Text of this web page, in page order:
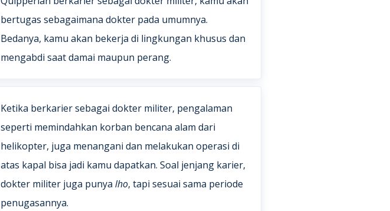
bertugas sebagaimana dokter pada umumnya.
Bedanya, kamu akan bekerja di lingkungan khusus dan
mengabdi saat damai maupun perang.
Ketika berkarier sebagai dokter militer, pengalaman
seperti memindahkan korban bencana alam dari
helikopter, juga menangani dan melakukan operasi di
atas kapal bisa jadi kamu dapatkan. Soal jenjang karier,
dokter militer juga punya lho, tapi sesuai sama periode
penugasannya.